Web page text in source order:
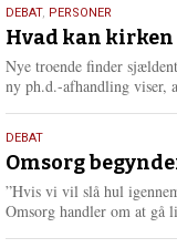
25.
juli
2026
DEBAT, PERSONER
Hvad kan
Nye troende finder
ny ph.d.-afhandling viser,
9.
juli
2026
DEBAT
Omsorg
”Hvis vi vil slå hul
Omsorg handler om at